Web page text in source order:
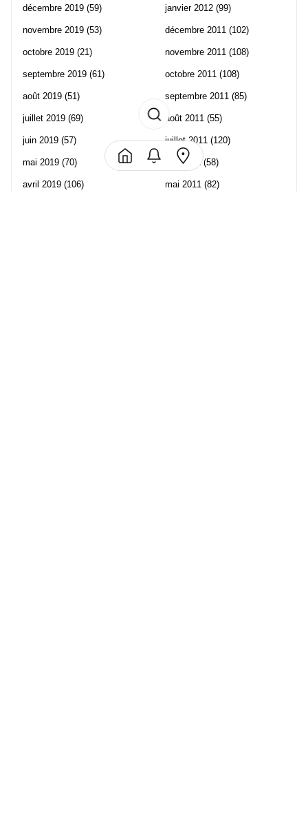
décembre 2019 (59)
novembre 2019 (53)
octobre 2019 (21)
septembre 2019 (61)
août 2019 (51)
juillet 2019 (69)
juin 2019 (57)
mai 2019 (70)
avril 2019 (106)
janvier 2012 (99)
décembre 2011 (102)
novembre 2011 (108)
octobre 2011 (108)
septembre 2011 (85)
août 2011 (55)
juillet 2011 (120)
juin 2011(58)
mai 2011 (82)